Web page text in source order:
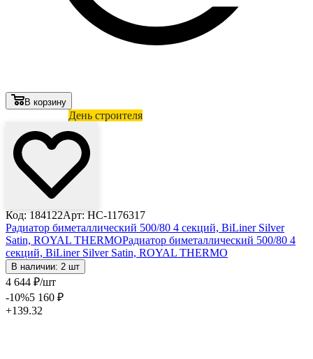
В корзину
День строителя
Код: 184122Арт: НС-1176317
Радиатор биметаллический 500/80 4 секций, BiLiner Silver
Satin, ROYAL THERMOРадиатор биметаллический 500/80 4
секций, BiLiner Silver Satin, ROYAL THERMO
В наличии: 2 шт
4 644 ₽/шт
-10%5 160 ₽
+139.32